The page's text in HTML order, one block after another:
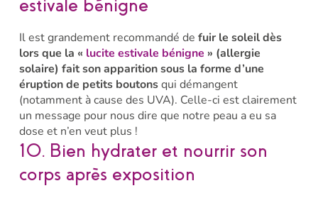
estivale bénigne
Il est grandement recommandé de fuir le soleil dès
lors que la « lucite estivale bénigne » (allergie
solaire) fait son apparition sous la forme d’une
éruption de petits boutonsqui démangent
(notamment à cause des UVA). Celle-ci est clairement
un message pour nous dire que notre peau a eu sa
dose et n’en veut plus !
10. Bien hydrater et nourrir son
corps après exposition